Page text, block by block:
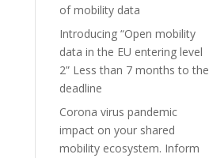
of mobility data
Introducing “Open mobility
data in the EU entering level
2” Less than 7 months to the
deadline
Corona virus pandemic
impact on your shared
mobility ecosystem. Inform